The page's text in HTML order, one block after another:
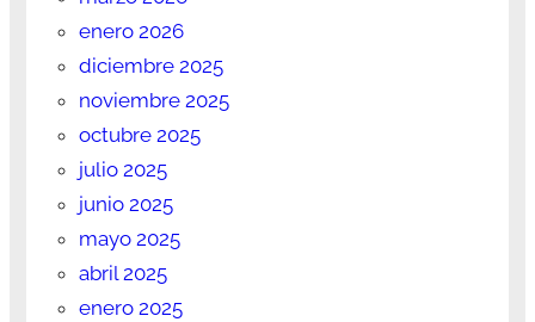
enero 2026
diciembre 2025
noviembre 2025
octubre 2025
julio 2025
junio 2025
mayo 2025
abril 2025
enero 2025